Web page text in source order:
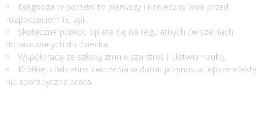
Diagnoza w poradni to pierwszy i konieczny krok przed
rozpoczęciem terapii.
Skuteczna pomoc opiera się na regularnych ćwiczeniach
dopasowanych do dziecka.
Współpraca ze szkołą zmniejsza stres i ułatwia naukę.
Krótkie, codzienne ćwiczenia w domu przynoszą lepsze efekty
niż sporadyczna praca.